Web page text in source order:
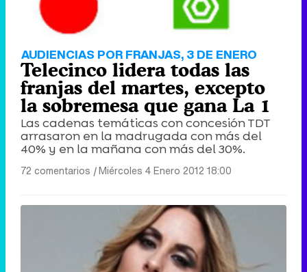
Tráiler de la tercera temporada de 'The Walking Dead: Dead City' de AMC+
AUDIENCIAS POR FRANJAS, 3 DE ENERO
Telecinco lidera todas las
franjas del martes, excepto
la sobremesa que gana La 1
Las cadenas temáticas con concesión TDT
arrasaron en la madrugada con más del
40% y en la mañana con más del 30%.
72 comentarios |Miércoles 4 Enero 2012 18:00